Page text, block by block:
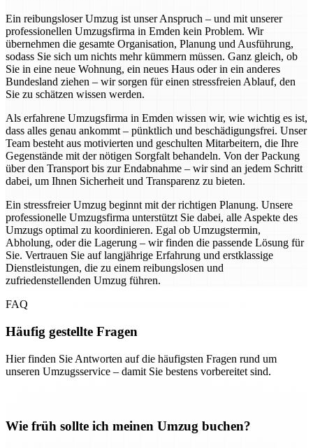
Ein reibungsloser Umzug ist unser Anspruch – und mit unserer
professionellen Umzugsfirma in Emden kein Problem. Wir
übernehmen die gesamte Organisation, Planung und Ausführung,
sodass Sie sich um nichts mehr kümmern müssen. Ganz gleich, ob
Sie in eine neue Wohnung, ein neues Haus oder in ein anderes
Bundesland ziehen – wir sorgen für einen stressfreien Ablauf, den
Sie zu schätzen wissen werden.
Als erfahrene Umzugsfirma in Emden wissen wir, wie wichtig es ist,
dass alles genau ankommt – pünktlich und beschädigungsfrei. Unser
Team besteht aus motivierten und geschulten Mitarbeitern, die Ihre
Gegenstände mit der nötigen Sorgfalt behandeln. Von der Packung
über den Transport bis zur Endabnahme – wir sind an jedem Schritt
dabei, um Ihnen Sicherheit und Transparenz zu bieten.
Ein stressfreier Umzug beginnt mit der richtigen Planung. Unsere
professionelle Umzugsfirma unterstützt Sie dabei, alle Aspekte des
Umzugs optimal zu koordinieren. Egal ob Umzugstermin,
Abholung, oder die Lagerung – wir finden die passende Lösung für
Sie. Vertrauen Sie auf langjährige Erfahrung und erstklassige
Dienstleistungen, die zu einem reibungslosen und
zufriedenstellenden Umzug führen.
FAQ
Häufig gestellte Fragen
Hier finden Sie Antworten auf die häufigsten Fragen rund um
unseren Umzugsservice – damit Sie bestens vorbereitet sind.
Wie früh sollte ich meinen Umzug buchen?